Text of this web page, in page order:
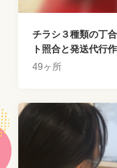
チラシ３種類の丁
ト照合と発送代行
49ヶ所